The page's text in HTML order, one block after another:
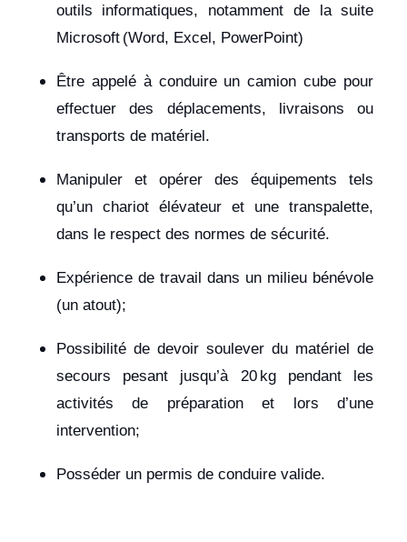
outils informatiques, notamment de la suite
Microsoft (Word, Excel, PowerPoint)
Être appelé à conduire un camion cube pour
effectuer des déplacements, livraisons ou
transports de matériel.
Manipuler et opérer des équipements tels
qu’un chariot élévateur et une transpalette,
dans le respect des normes de sécurité.
Expérience de travail dans un milieu bénévole
(un atout);
Possibilité de devoir soulever du matériel de
secours pesant jusqu’à 20 kg pendant les
activités de préparation et lors d’une
intervention;
Posséder un permis de conduire valide.